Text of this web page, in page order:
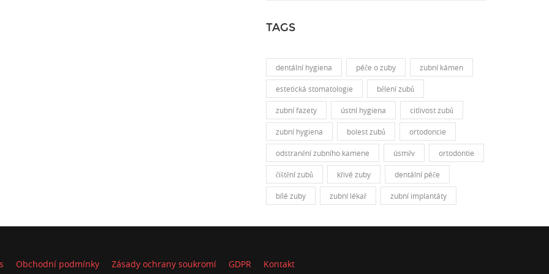
TAGS
dentální hygiena péče o zuby zubní kámen
estetická stomatologie bělení zubů
zubní fazety ústní hygiena citlivost zubů
zubní hygiena bolest zubů ortodoncie
odstranění zubního kamene úsměv ortodontie
čištění zubů křivé zuby dentální péče
bílé zuby zubní lékař zubní implantáty
Obchodní podmínky Zásady ochrany soukromí GDPR Kontakt